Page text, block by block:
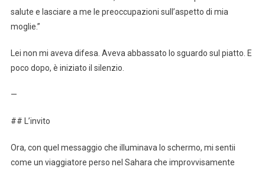
salute e lasciare a me le preoccupazioni sull’aspetto di mia
moglie.”
Lei non mi aveva difesa. Aveva abbassato lo sguardo sul piatto. E
poco dopo, è iniziato il silenzio.
—
## L’invito
Ora, con quel messaggio che illuminava lo schermo, mi sentii
come un viaggiatore perso nel Sahara che improvvisamente